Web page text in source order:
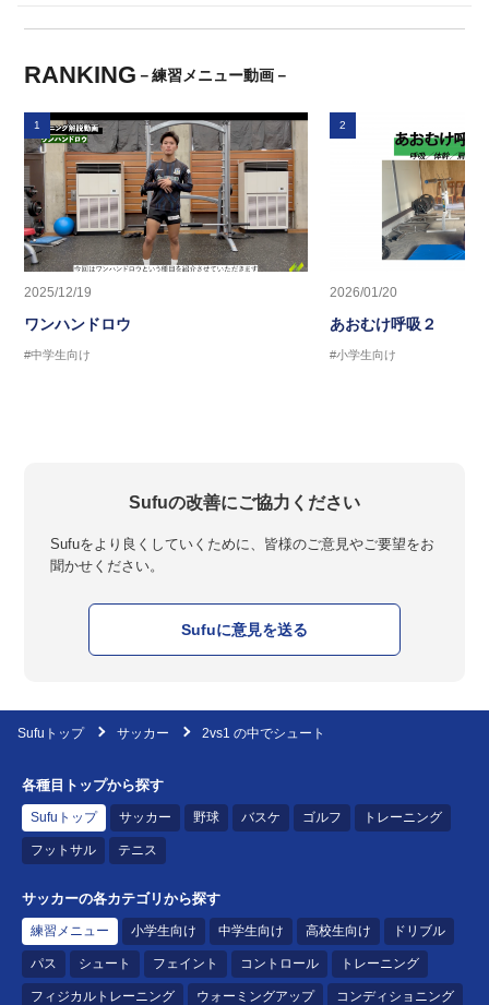
RANKING －練習メニュー動画－
1
2025/12/19
ワンハンドロウ
#中学生向け
2
2026/01/20
あおむけ呼吸２
#小学生向け
Sufuの改善にご協力ください
Sufuをより良くしていくために、皆様のご意見やご要望をお
聞かせください。
Sufuに意見を送る
Sufuトップ サッカー 2vs1 の中でシュート
各種目トップから探す
Sufuトップ サッカー 野球 バスケ ゴルフ トレーニング
フットサル テニス
サッカーの各カテゴリから探す
練習メニュー 小学生向け 中学生向け 高校生向け ドリブル
パス シュート フェイント コントロール トレーニング
フィジカルトレーニング ウォーミングアップ コンディショニング